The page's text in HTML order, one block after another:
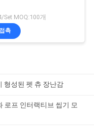
Set MOQ:100개
접촉
형성된 펫 츄 장난감
로프 인터랙티브 씹기 모